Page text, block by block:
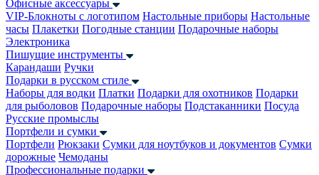
Офисные аксессуары
VIP-Блокноты с логотипом Настольные приборы Настольные
часы Плакетки Погодные станции Подарочные наборы
Электроника
Пишущие инструменты
Карандаши Ручки
Подарки в русском стиле
Наборы для водки Платки Подарки для охотников Подарки
для рыболовов Подарочные наборы Подстаканники Посуда
Русские промыслы
Портфели и сумки
Портфели Рюкзаки Сумки для ноутбуков и документов Сумки
дорожные Чемоданы
Профессиональные подарки